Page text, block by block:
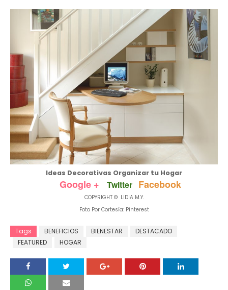
Ideas Decorativas Organizar tu Hogar
Google + Twitter Facebook
COPYRIGHT © LIDIA M.Y.
Foto Por Cortesía: Pinterest
Tags BENEFICIOS BIENESTAR
DESTACADO
FEATURED
HOGAR